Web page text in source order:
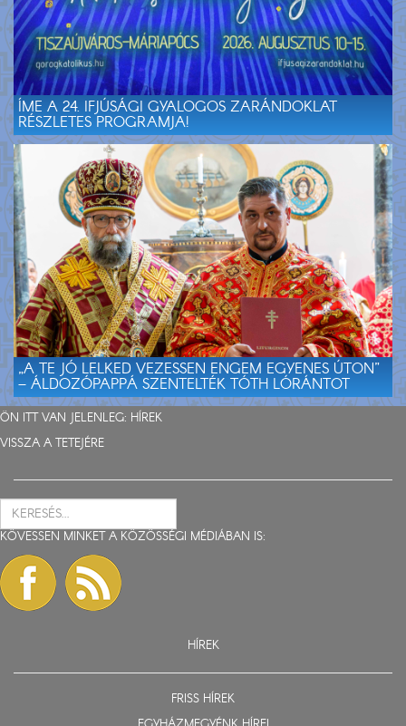
ÍME A 24. IFJÚSÁGI GYALOGOS ZARÁNDOKLAT
RÉSZLETES PROGRAMJA!
„A TE JÓ LELKED VEZESSEN ENGEM EGYENES ÚTON”
– ÁLDOZÓPAPPÁ SZENTELTÉK TÓTH LÓRÁNTOT
ÖN ITT VAN JELENLEG: HÍREK
VISSZA A TETEJÉRE
KÖVESSEN MINKET A KÖZÖSSÉGI MÉDIÁBAN IS:
HÍREK
FRISS HÍREK